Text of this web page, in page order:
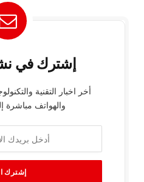
إشترك في
أخر اخبار التقنية
والهواتف مباشرة